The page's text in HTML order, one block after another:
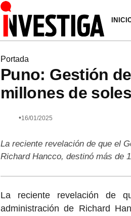
Portada
Puno: Gestión
millones de
•16/01/2025
La reciente revelación de que el
Richard Hancco, destinó más de
La reciente revelación de
administración de Richard